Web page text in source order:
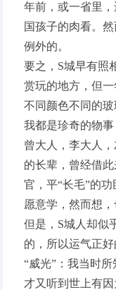
年前，或一省里
国孩子的肉看。
例外的。
要之，S城早有照
赏玩的地方，但
不同颜色不同的
我都是珍奇的物
曾大人，李大人
的长辈，曾经借
官，平“长毛”的
愿意学，然而想，
但是，S城人却似
的，所以运气正
“威光”：我当时
才又听到世上有